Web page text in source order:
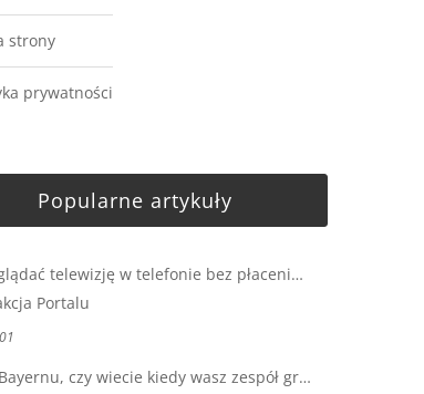
strony
prywatności
Popularne artykuły
telewizję w telefonie bez płaceni…
Portalu
czy wiecie kiedy wasz zespół gr…